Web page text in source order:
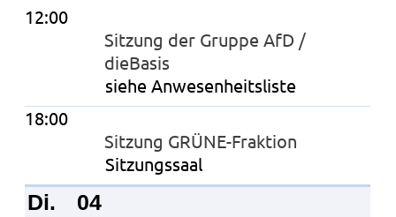
12:00
Sitzung der Gruppe AfD /
dieBasis
siehe Anwesenheitsliste
18:00
Sitzung GRÜNE-Fraktion
Sitzungssaal
Di. 04